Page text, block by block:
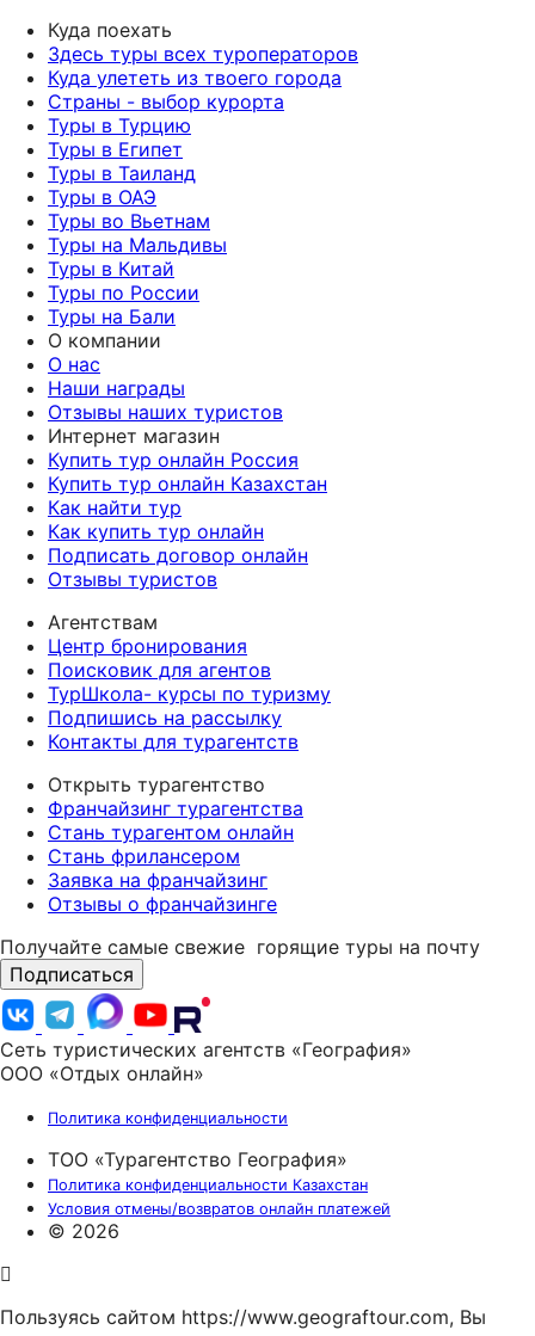
Куда поехать
Здесь туры всех туроператоров
Куда улететь из твоего города
Страны - выбор курорта
Туры в Турцию
Туры в Египет
Туры в Таиланд
Туры в ОАЭ
Туры во Вьетнам
Туры на Мальдивы
Туры в Китай
Туры по России
Туры на Бали
О компании
О нас
Наши награды
Отзывы наших туристов
Интернет магазин
Купить тур онлайн Россия
Купить тур онлайн Казахстан
Как найти тур
Как купить тур онлайн
Подписать договор онлайн
Отзывы туристов
Агентствам
Центр бронирования
Поисковик для агентов
ТурШкола- курсы по туризму
Подпишись на рассылку
Контакты для турагентств
Открыть турагентство
Франчайзинг турагентства
Стань турагентом онлайн
Стань фрилансером
Заявка на франчайзинг
Отзывы о франчайзинге
Получайте самые свежие горящие туры на почту
Подписаться
Сеть туристических агентств «География»
ООО «Отдых онлайн»
Политика конфиденциальности
ТОО «Турагентство География»
Политика конфиденциальности Казахстан
Условия отмены/возвратов онлайн платежей
© 2026
Пользуясь сайтом https://www.geograftour.com, Вы